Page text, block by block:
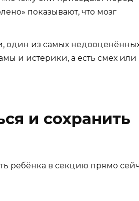
показывают, что мозг
один из самых
и истерики, а есть смех или
и сохранить
ребёнка в секцию прямо